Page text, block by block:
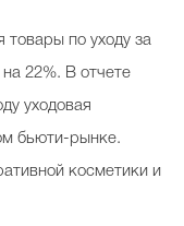
по уходу за
22%. В отчете
уходовая
бьюти-рынке.
косметики и